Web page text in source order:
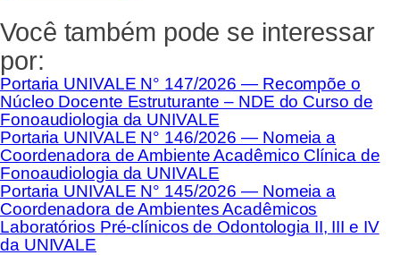
Você também pode se interessar
por:
Portaria UNIVALE N° 147/2026 — Recompõe o
Núcleo Docente Estruturante – NDE do Curso de
Fonoaudiologia da UNIVALE
Portaria UNIVALE N° 146/2026 — Nomeia a
Coordenadora de Ambiente Acadêmico Clínica de
Fonoaudiologia da UNIVALE
Portaria UNIVALE N° 145/2026 — Nomeia a
Coordenadora de Ambientes Acadêmicos
Laboratórios Pré-clínicos de Odontologia II, III e IV
da UNIVALE